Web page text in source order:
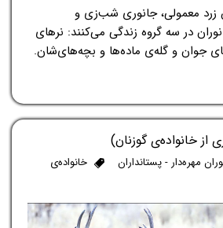
زرد معمولی، جانوری شب‌زی و
در سه گروه زندگی می‌کنند: نرهای
جوان و گله‌ی ماده‌ها و بچه‌های‌شان.
از خانواده‌ی گوزنان)
مهره‌دار - پستانداران
خانواده‌ی